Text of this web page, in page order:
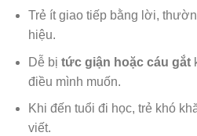
Trẻ ít giao tiếp bằng lời,
hiệu.
Dễ bị tức giận hoặc cáu gắt
điều mình muốn.
Khi đến tuổi đi học, trẻ khó
viết.